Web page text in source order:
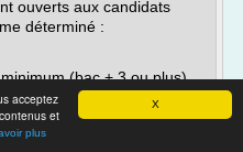
X
acceptez
et
plus
ouverts aux candidats
déterminé :
(bac + 3 ou plus).
ou bac + 2.
au baccalauréat...